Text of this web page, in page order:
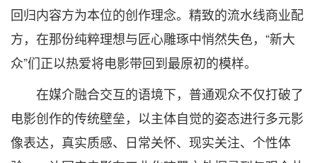
回归内容方为本位的创作理念。精致的流水线商业配
方，在那份纯粹理想与匠心雕琢中悄然失色，“新大
众”们正以热爱将电影带回到最原初的模样。
在媒介融合交互的语境下，普通观众不仅打破了
电影创作的传统壁垒，以主体自觉的姿态进行多元影
像表达，真实质感、日常关怀、现实关注、个性体